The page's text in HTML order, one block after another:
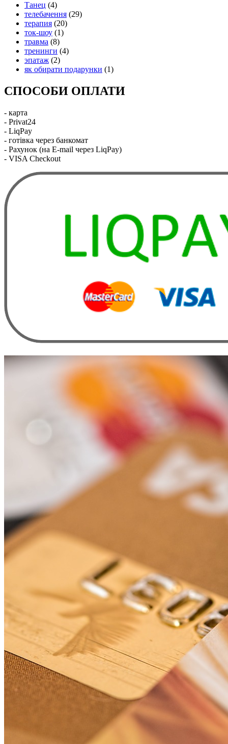
Танец (4)
телебачення (29)
терапия (20)
ток-шоу (1)
травма (8)
тренинги (4)
эпатаж (2)
як обирати подарунки (1)
СПОСОБИ ОПЛАТИ
- карта
- Privat24
- LiqPay
- готівка через банкомат
- Рахунок (на E-mail через LiqPay)
- VISA Checkout